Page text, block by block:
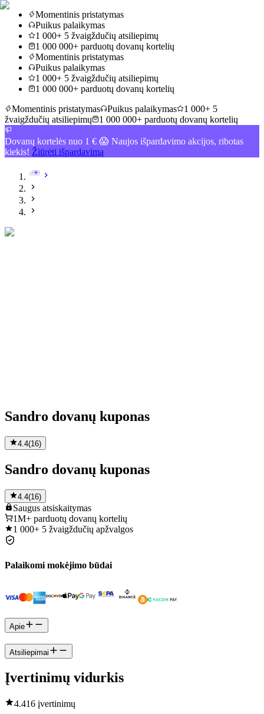
Momentinis pristatymas
Puikus palaikymas
1 000+ 5 žvaigždučių atsiliepimų
1 000 000+ parduotų dovanų kortelių
Momentinis pristatymas
Puikus palaikymas
1 000+ 5 žvaigždučių atsiliepimų
1 000 000+ parduotų dovanų kortelių
Momentinis pristatymas
Puikus palaikymas
1 000+ 5
žvaigždučių atsiliepimų
1 000 000+ parduotų dovanų kortelių
Dovanų kortelės nuo 1 € 😱 Naujos išpardavimo akcijos, ribotas
kiekis! Žiūrėti išpardavimą
Sandro dovanų kuponas
4.4(16)
Sandro dovanų kuponas
4.4(16)
Saugus atsiskaitymas
1M+ parduotų dovanų kortelių
1 000+ 5 žvaigždučių apžvalgos
Palaikomi mokėjimo būdai
Apie
Atsiliepimai
Įvertinimų vidurkis
4.416 įvertinimų